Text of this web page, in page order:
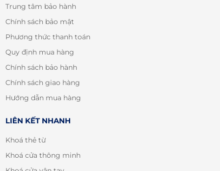
Trung tâm bảo hành
Chính sách bảo mật
Phương thức thanh toán
Quy định mua hàng
Chính sách bảo hành
Chính sách giao hàng
Hướng dẫn mua hàng
LIÊN KẾT NHANH
Khoá thẻ từ
Khoá cửa thông minh